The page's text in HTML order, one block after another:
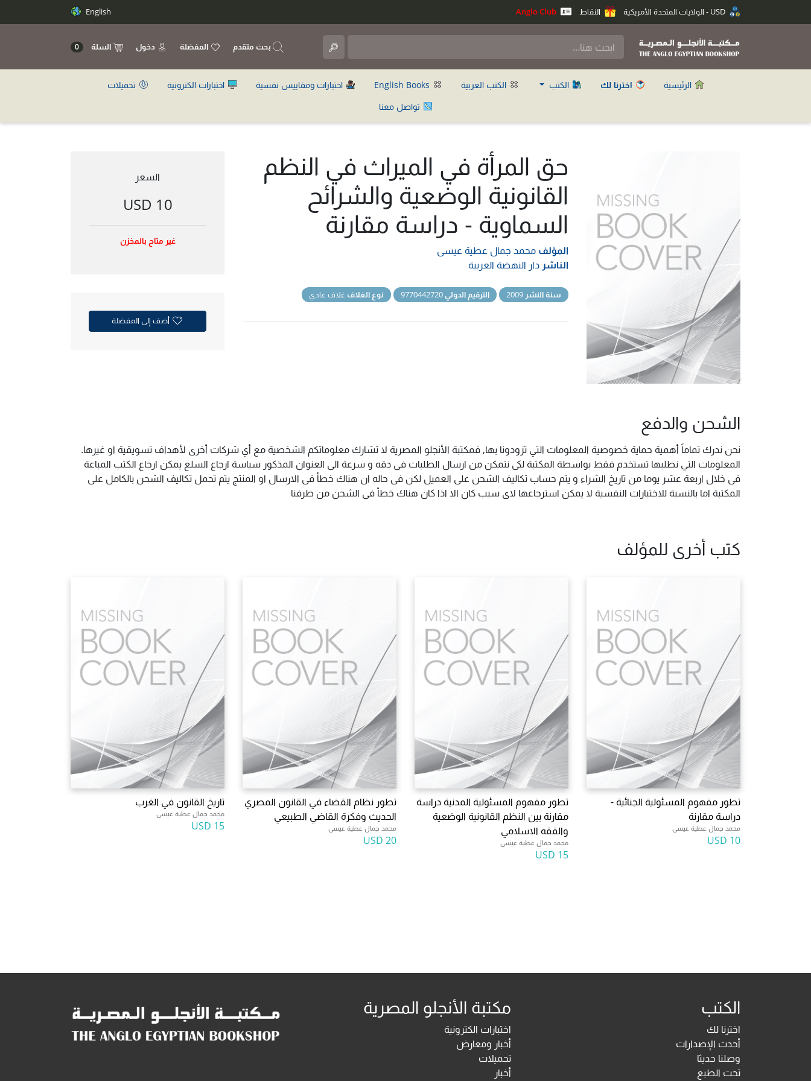
النقاط English
بحث متقدم المفضلة دخول السلة 0
الرئيسية اخترنا لك الكتب الكتب العربية اختبارات ومقاييس نفسية اختبارات الكترونية
تحميلات
تواصل معنا
حق المرأة في الميراث في النظم
القانونية الوضعية والشرائح
السماوية - دراسة مقارنة
المؤلف محمد جمال عطية عيسى
الناشر دار النهضة العربية
سنة النشر الترقيم الدولي نوع الغلاف غلاف عادي
السعر
10 USD
غير متاح بالمخزن
أضف إلى المفضلة
الشحن والدفع
نحن ندرك تماماً أهمية حماية خصوصية المعلومات التي تزودونا بها, فمكتبة الأنجلو المصرية لا تشارك معلوماتكم الشخصية مع أي شركات أخرى لأهداف تسويقية او غيرها.
المعلومات التي نطلبها تستخدم فقط بواسطة المكتبة لكى نتمكن من ارسال الطلبات فى دقه و سرعة الى العنوان المذكور سياسة ارجاع السلع يمكن ارجاع الكتب المباعة
فى خلال اربعة عشر يوما من تاريخ الشراء و يتم حساب تكاليف الشحن على العميل لكن فى حاله ان هناك خطأ فى الارسال او المنتج يتم تحمل تكاليف الشحن بالكامل على
المكتبة اما بالنسبة للاختبارات النفسية لا يمكن استرجاعها لاى سبب كان الا اذا كان هناك خطأ فى الشحن من طرفنا
كتب أخرى للمؤلف
تطور مفهوم المسئولية الجنائية -
دراسة مقارنة
محمد جمال عطية عيسى
10 USD
تطور مفهوم المسئولية المدنية دراسة
مقارنة بين النظم القانونية الوضعية
والفقه الاسلامي
محمد جمال عطية عيسى
15 USD
تطور نظام القضاء في القانون المصري
الحديث وفكرة القاضي الطبيعي
محمد جمال عطية عيسى
20 USD
تاريخ القانون في الغرب
محمد جمال عطية عيسى
15 USD
الكتب
اخترنا لك
أحدث الإصدارات
وصلنا حديثا
تحت الطبع
مكتبة الأنجلو المصرية
اختبارات الكترونية
أخبار ومعارض
تحميلات
أخبار